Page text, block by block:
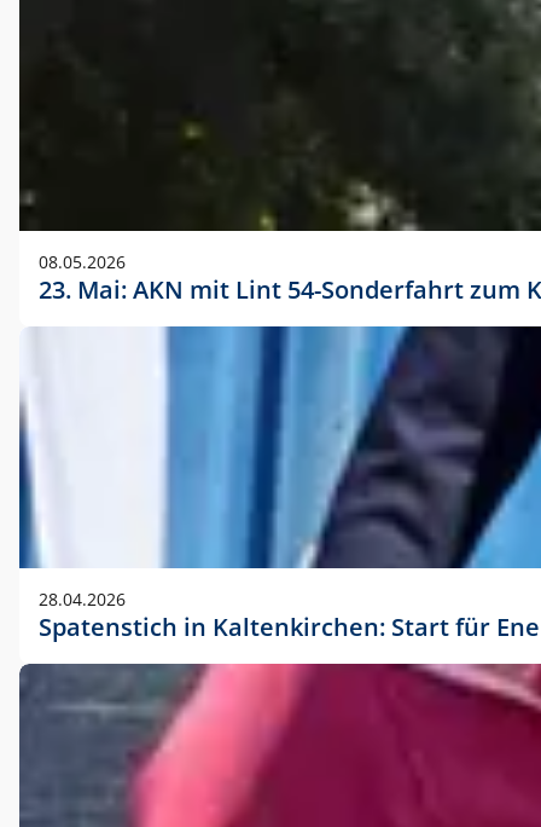
08.05.2026
23. Mai: AKN mit Lint 54-Sonderfahrt
28.04.2026
Spatenstich in Kaltenkirchen: Start für